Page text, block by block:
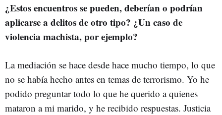
¿Estos encuentros se pueden, deberían o podrían
aplicarse a delitos de otro tipo? ¿Un caso de
violencia machista, por ejemplo?
La mediación se hace desde hace mucho tiempo, lo que
no se había hecho antes en temas de terrorismo. Yo he
podido preguntar todo lo que he querido a quienes
mataron a mi marido, y he recibido respuestas. Justicia